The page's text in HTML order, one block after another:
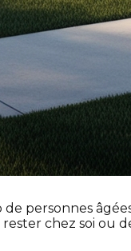
personnes
chez soi ou